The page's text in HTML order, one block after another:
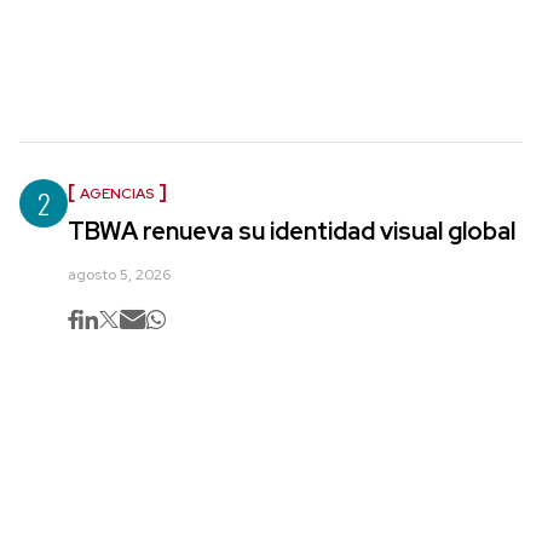
2 AGENCIAS
TBWA renueva su identidad visual global
agosto 5, 2026